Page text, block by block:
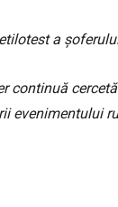
a
continuă
evenimentului